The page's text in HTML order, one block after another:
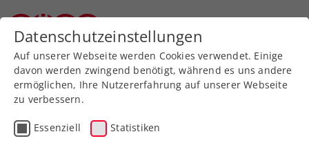
Zurück zur Newsübersicht
Ausbildung
Datenschutzeinstellungen
Auf unserer Webseite werden Cookies verwendet. Einige
davon werden zwingend benötigt, während es uns andere
ermöglichen, Ihre Nutzererfahrung auf unserer Webseite
zu verbessern.
Essenziell Statistiken